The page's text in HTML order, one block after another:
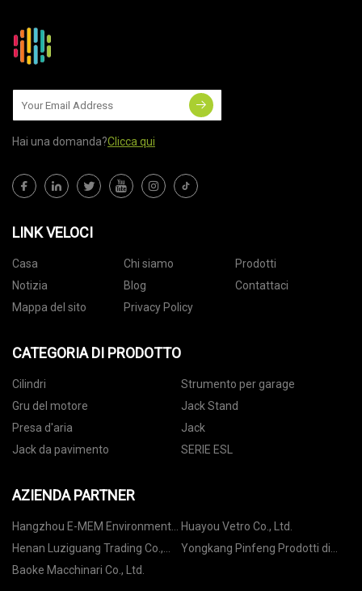
Hai una domanda?Clicca qui
LINK VELOCI
Casa Chi siamo
Prodotti
Notizia
Blog
Contattaci
Mappa del sito
Privacy Policy
CATEGORIA DI PRODOTTO
Cilindri
Strumento per garage
Gru del motore
Jack Stand
Presa d'aria
Jack
Jack da pavimento
SERIE ESL
AZIENDA PARTNER
Hangzhou E-MEM Environmental
Technology Co., Ltd
Huayou Vetro Co., Ltd.
Henan Luziguang Trading Co.,
Ltd.
Yongkang Pinfeng Prodotti di
Baoke Macchinari Co., Ltd.